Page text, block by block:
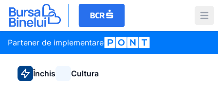
Partener de implementare
Închis Cultura